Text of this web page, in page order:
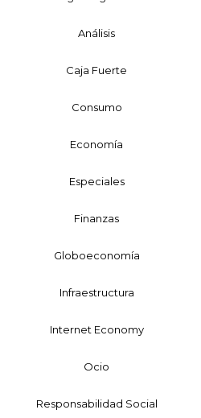
Análisis
Caja Fuerte
Consumo
Economía
Especiales
Finanzas
Globoeconomía
Infraestructura
Internet Economy
Ocio
Responsabilidad Social